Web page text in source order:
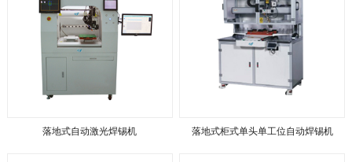
落地式自动激光焊锡机 落地式柜式单头单工位自动焊锡机